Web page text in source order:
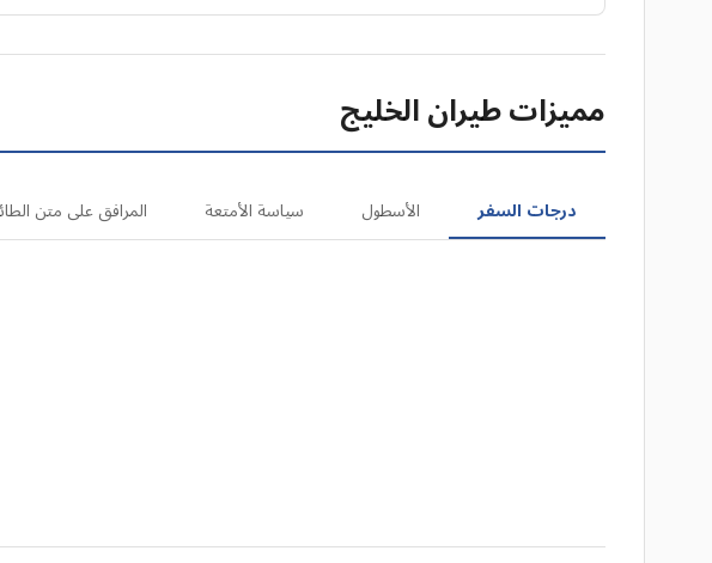
مميزات طيران الخليج
درجات السفر الأسطول سياسة الأمتعة المرافق على متن